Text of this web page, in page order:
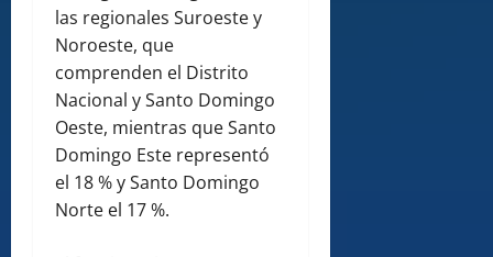
las regionales Suroeste y
Noroeste, que
comprenden el Distrito
Nacional y Santo Domingo
Oeste, mientras que Santo
Domingo Este representó
el 18 % y Santo Domingo
Norte el 17 %.